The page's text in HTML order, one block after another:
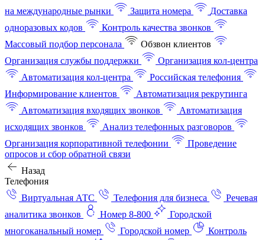
на международные рынки
Защита номера
Доставка
одноразовых кодов
Контроль качества звонков
Массовый подбор персонала
Обзвон клиентов
Организация службы поддержки
Организация кол-центра
Автоматизация кол-центра
Российская телефония
Информирование клиентов
Автоматизация рекрутинга
Автоматизация входящих звонков
Автоматизация
исходящих звонков
Анализ телефонных разговоров
Организация корпоративной телефонии
Проведение
опросов и сбор обратной связи
Назад
Телефония
Виртуальная АТС
Телефония для бизнеса
Речевая
аналитика звонков
Номер 8-800
Городской
многоканальный номер
Городской номер
Контроль